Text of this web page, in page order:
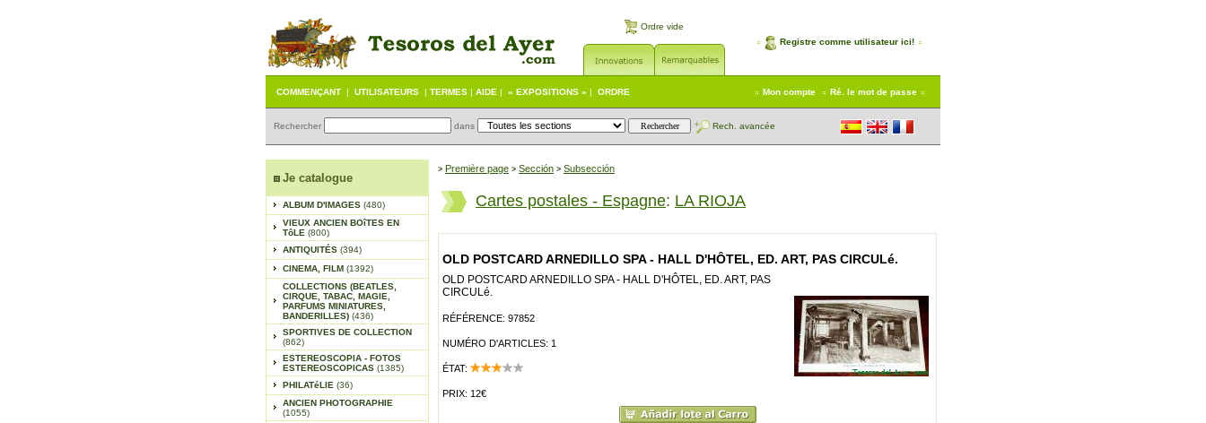
Ordre vide
Registre comme utilisateur ici!
COMMENÇANT | UTILISATEURS | TERMES | AIDE | « EXPOSITIONS » | ORDRE Mon compte Ré. le mot de passe
Rechercher dans Rech. avancée
Je catalogue
ALBUM D'IMAGES (480)
VIEUX ANCIEN BOîTES EN
TôLE (800)
ANTIQUITÉS (394)
CINEMA, FILM (1392)
COLLECTIONS (BEATLES,
CIRQUE, TABAC, MAGIE,
PARFUMS MINIATURES,
BANDERILLES) (436)
SPORTIVES DE COLLECTION
(862)
ESTEREOSCOPIA - FOTOS
ESTEREOSCOPICAS (1385)
PHILATéLIE (36)
ANCIEN PHOTOGRAPHIE
(1055)
> Première page > Sección > Subsección
Cartes postales - Espagne: LA RIOJA
OLD POSTCARD ARNEDILLO SPA - HALL D'HÔTEL, ED. ART, PAS CIRCULé.
OLD POSTCARD ARNEDILLO SPA - HALL D'HÔTEL, ED. ART, PAS
CIRCULé.
RÉFÉRENCE: 97852
NUMÉRO D'ARTICLES: 1
ÉTAT:
PRIX: 12€